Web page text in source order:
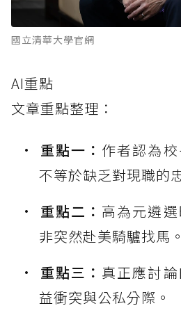
國立清華大學官網
AI重點
文章重點整理：
重點一： 作者認為
不等於缺乏對現職的
重點二： 高為元遴
非突然赴美騎驢找馬。
重點三： 真正應討
益衝突與公私分際。